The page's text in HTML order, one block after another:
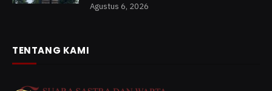
Agustus 6, 2026
TENTANG KAMI